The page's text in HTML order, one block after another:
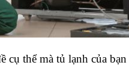
cụ thể mà tủ lạnh của